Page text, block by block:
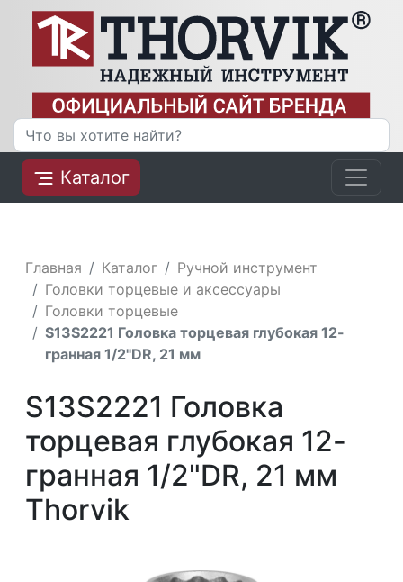
Каталог
Главная Каталог
Ручной инструмент
Головки торцевые и аксессуары
Головки торцевые
S13S2221 Головка торцевая глубокая 12-
гранная 1/2"DR, 21 мм
S13S2221 Головка
торцевая глубокая 12-
гранная 1/2"DR, 21 мм
Thorvik